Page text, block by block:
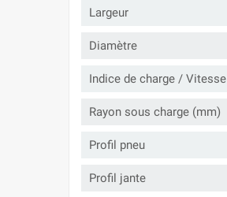
Largeur
Diamètre
Indice de charge / Vitesse
Rayon sous charge (mm)
Profil pneu
Profil jante